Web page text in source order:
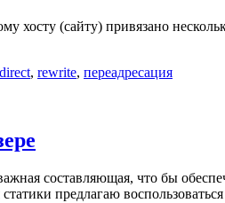
хосту (сайту) привязано
, rewrite, переадресация
составляющая, что бы
предлагаю